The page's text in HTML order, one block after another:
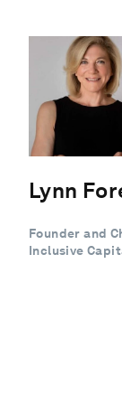
Lynn
Founder and
Inclusive